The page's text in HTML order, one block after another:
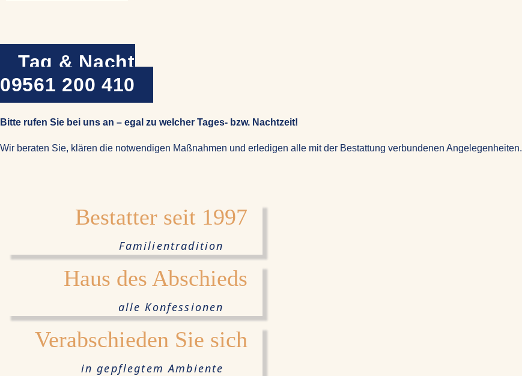
Tag & Nacht
09561 200 410
Bitte rufen Sie bei uns an – egal zu welcher Tages- bzw. Nachtzeit!
Wir beraten Sie, klären die notwendigen Maßnahmen und erledigen alle mit der Bestattung verbundenen Angelegenheiten.
Bestatter seit 1997
Familientradition
Haus des Abschieds
alle Konfessionen
Verabschieden Sie sich
in gepflegtem Ambiente